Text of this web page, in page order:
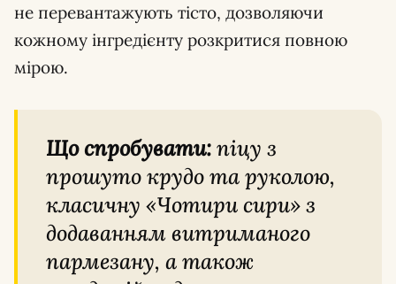
не перевантажують тісто, дозволяючи
кожному інгредієнту розкритися повною
мірою.
Що спробувати:піцу з
прошуто крудо та руколою,
класичну «Чотири сири» з
додаванням витриманого
пармезану, а також